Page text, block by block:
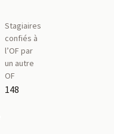
Stagiaires
confiés à
l’OF par
un autre
OF
148